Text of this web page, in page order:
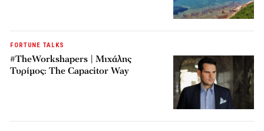
FORTUNE TALKS
#TheWorkshapers | Μιχάλης
Τυρίμος: The Capacitor Way